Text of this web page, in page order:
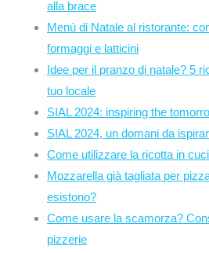
alla brace
Menù di Natale al ristorante:
formaggi e latticini
Idee per il pranzo di natale? 5
tuo locale
SIAL 2024: inspiring the
SIAL 2024, un domani da
Come utilizzare la ricotta in
Mozzarella già tagliata per
esistono?
Come usare la scamorza?
pizzerie